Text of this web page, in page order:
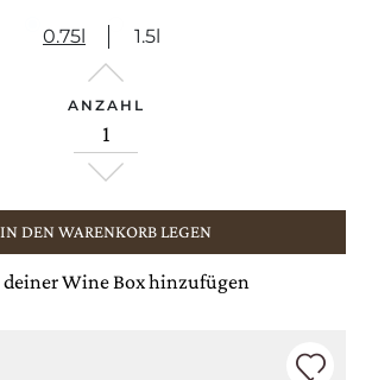
0.75l 1.5l
ANZAHL
IN DEN WARENKORB LEGEN
deiner Wine Box hinzufügen